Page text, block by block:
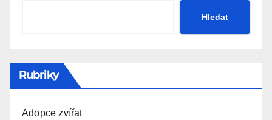
Hledat
Rubriky
Adopce zvířat